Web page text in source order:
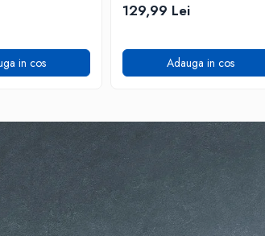
in cos
129,99 Lei
Adauga in cos